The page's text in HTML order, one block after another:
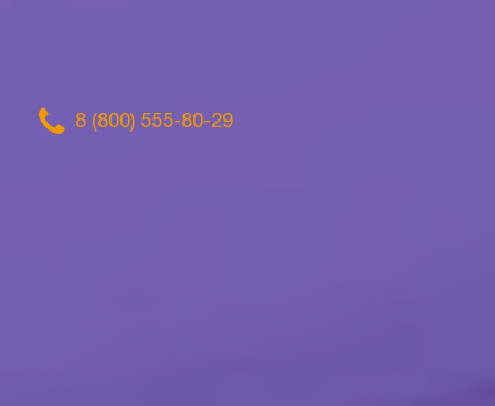
8 (800) 555-80-29